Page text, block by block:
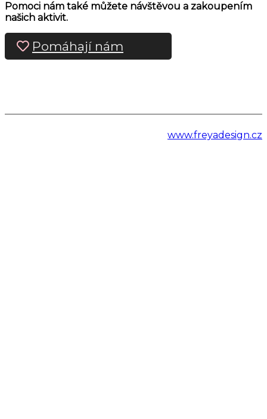
Pomoci nám také můžete návštěvou a zakoupením
našich aktivit.
Pomáhají nám
www.freyadesign.cz